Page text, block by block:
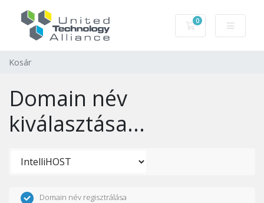
0
Kosár
Kosár
Domain név
kiválasztása...
Domain név regisztrálása